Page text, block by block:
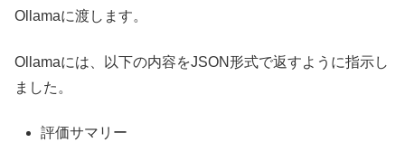
Ollamaに渡します。
Ollamaには、以下の内容をJSON形式で返すように指示し
ました。
評価サマリー